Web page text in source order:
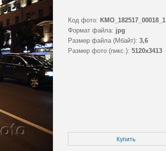
Код фото: KMO_182517_00018_1
Формат файла: jpg
Размер файла (Мбайт): 3,6
Размер фото (пикс.): 5120x3413
Купить